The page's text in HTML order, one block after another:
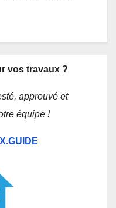
vos travaux ?
approuvé et
équipe !